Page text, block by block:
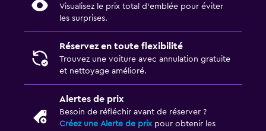
Visualisez le prix total d’emblée pour éviter
les surprises.
Réservez en toute flexibilité
Trouvez une voiture avec annulation gratuite
et nettoyage amélioré.
Alertes de prix
Besoin de réfléchir avant de réserver ?
Créez une Alerte de prixpour obtenir les